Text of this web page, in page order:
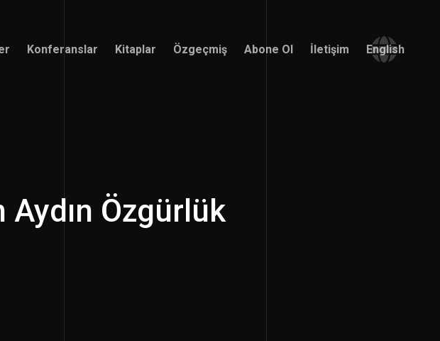
Konferanslar Kitaplar Özgeçmiş Abone Ol İletişim English
Özgürlük